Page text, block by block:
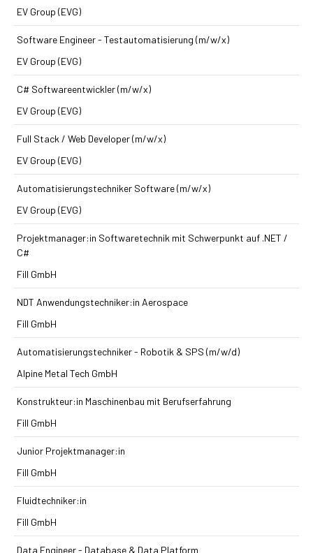
EV Group (EVG)
Software Engineer - Testautomatisierung (m/w/x)
EV Group (EVG)
C# Softwareentwickler (m/w/x)
EV Group (EVG)
Full Stack / Web Developer (m/w/x)
EV Group (EVG)
Automatisierungs­techniker Software (m/w/x)
EV Group (EVG)
Projektmanager:in Softwaretechnik mit Schwerpunkt auf .NET /
C#
Fill GmbH
NDT Anwendungstechniker:in Aerospace
Fill GmbH
Automatisierungstechniker - Robotik & SPS (m/w/d)
Alpine Metal Tech GmbH
Konstrukteur:in Maschinenbau mit Berufserfahrung
Fill GmbH
Junior Projektmanager:in
Fill GmbH
Fluidtechniker:in
Fill GmbH
Data Engineer - Database & Data Platform